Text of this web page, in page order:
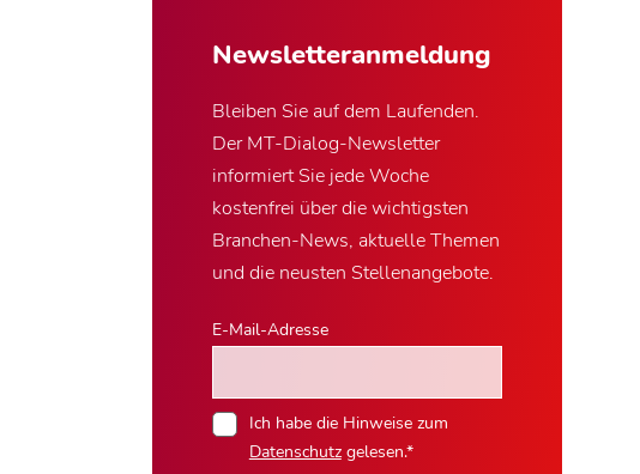
Newsletter­anmeldung
Bleiben Sie auf dem Laufenden.
Der MT-Dialog-Newsletter
informiert Sie jede Woche
kostenfrei über die wichtigsten
Branchen-News, aktuelle Themen
und die neusten Stellenangebote.
E-Mail-Adresse
Ich habe die Hinweise zum
Datenschutzgelesen.*